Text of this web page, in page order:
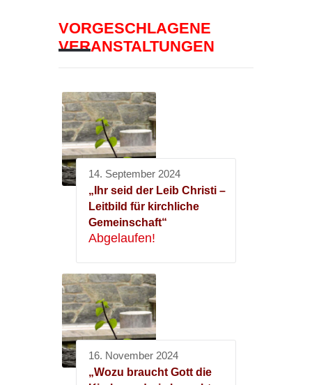
VORGESCHLAGENE
VERANSTALTUNGEN
14. September 2024
„Ihr seid der Leib Christi –
Leitbild für kirchliche
Gemeinschaft“
Abgelaufen!
16. November 2024
„Wozu braucht Gott die